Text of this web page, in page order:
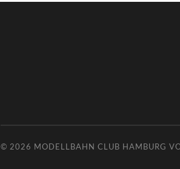
© 2026 MODELLBAHN CLUB HAMBURG